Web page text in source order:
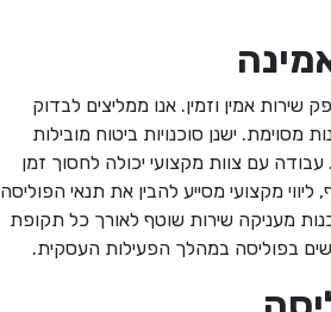
אמין וזמין. אנו ממליצים לבדוק
מסוימת. ישנן סוכנויות ביטוח מובילות
עם צוות מקצועי יכולה לחסוך זמן
מקצועי מסייע להבין את תנאי הפוליסה
מעניקה שירות שוטף לאורך כל תקופת
בפוליסה במהלך הפעילות העסקית.